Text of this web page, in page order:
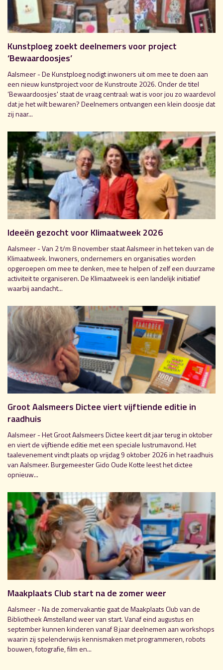
Kunstploeg zoekt deelnemers voor project
‘Bewaardoosjes’
Aalsmeer - De Kunstploeg nodigt inwoners uit om mee te doen aan
een nieuw kunstproject voor de Kunstroute 2026. Onder de titel
‘Bewaardoosjes' staat de vraag centraal: wat is voor jou zo waardevol
dat je het wilt bewaren? Deelnemers ontvangen een klein doosje dat
zij naar...
Ideeën gezocht voor Klimaatweek 2026
Aalsmeer - Van 2 t/m 8 november staat Aalsmeer in het teken van de
Klimaatweek. Inwoners, ondernemers en organisaties worden
opgeroepen om mee te denken, mee te helpen of zelf een duurzame
activiteit te organiseren. De Klimaatweek is een landelijk initiatief
waarbij aandacht...
Groot Aalsmeers Dictee viert vijftiende editie in
raadhuis
Aalsmeer - Het Groot Aalsmeers Dictee keert dit jaar terug in oktober
en viert de vijftiende editie met een speciale lustrumavond. Het
taalevenement vindt plaats op vrijdag 9 oktober 2026 in het raadhuis
van Aalsmeer. Burgemeester Gido Oude Kotte leest het dictee
opnieuw...
Maakplaats Club start na de zomer weer
Aalsmeer - Na de zomervakantie gaat de Maakplaats Club van de
Bibliotheek Amstelland weer van start. Vanaf eind augustus en
september kunnen kinderen vanaf 8 jaar deelnemen aan workshops
waarin zij spelenderwijs kennismaken met programmeren, robots
bouwen, fotografie, film en...